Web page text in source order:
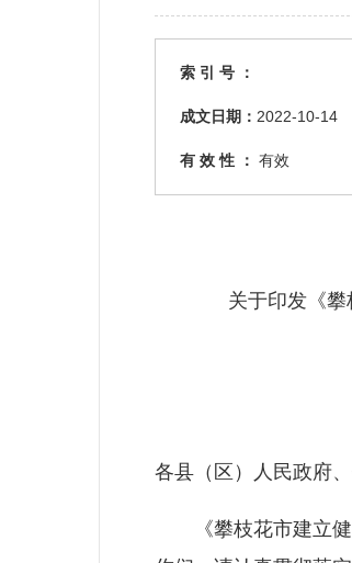
索 引 号 ：
成文日期： 2022-10-14
有 效 性 ： 有效
关于印发《
各县（区）人民政府
《攀枝花市建立健